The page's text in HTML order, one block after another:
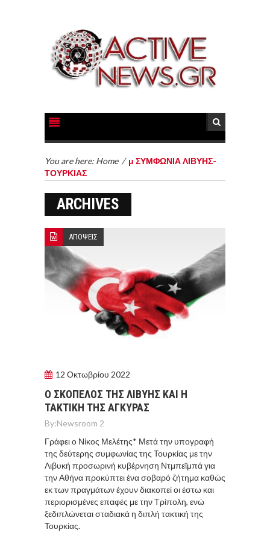
You are here: Home / μ ΣΥΜΦΩΝΙΑ ΛΙΒΥΗΣ-
ΤΟΥΡΚΙΑΣ
ARCHIVES
ΑΠΟΨΕΙΣ
12 Οκτωβρίου 2022
Ο ΣΚΟΠΕΛΟΣ ΤΗΣ ΛΙΒΥΗΣ ΚΑΙ Η
ΤΑΚΤΙΚΗ ΤΗΣ ΑΓΚΥΡΑΣ
By:Newsroom 2
Γράφει ο Νίκος Μελέτης* Μετά την υπογραφή
της δεύτερης συμφωνίας της Τουρκίας με την
Λιβυκή προσωρινή κυβέρνηση Ντμπεϊμπά για
την Αθήνα προκύπτει ένα σοβαρό ζήτημα καθώς
εκ των πραγμάτων έχουν διακοπεί οι έστω και
περιορισμένες επαφές με την Τρίπολη, ενώ
ξεδιπλώνεται σταδιακά η διπλή τακτική της
Τουρκίας.